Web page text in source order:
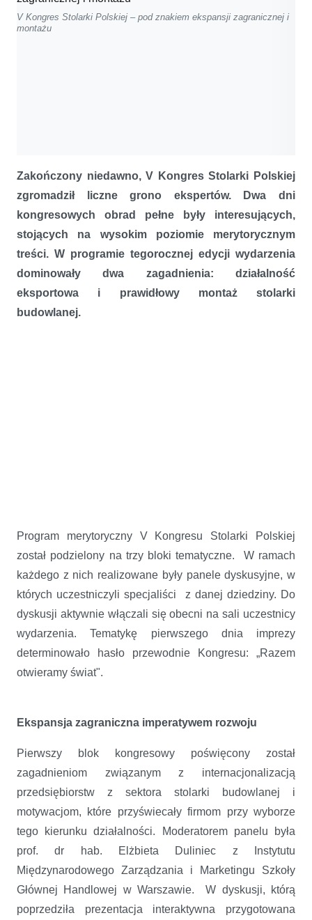
V Kongres Stolarki Polskiej – pod znakiem ekspansji zagranicznej i
montażu
Zakończony niedawno, V Kongres Stolarki Polskiej
zgromadził liczne grono ekspertów. Dwa dni
kongresowych obrad pełne były interesujących,
stojących na wysokim poziomie merytorycznym
treści. W programie tegorocznej edycji wydarzenia
dominowały dwa zagadnienia: działalność
eksportowa i prawidłowy montaż stolarki
budowlanej.
Program merytoryczny V Kongresu Stolarki Polskiej
został podzielony na trzy bloki tematyczne. W ramach
każdego z nich realizowane były panele dyskusyjne, w
których uczestniczyli specjaliści z danej dziedziny. Do
dyskusji aktywnie włączali się obecni na sali uczestnicy
wydarzenia. Tematykę pierwszego dnia imprezy
determinowało hasło przewodnie Kongresu: „Razem
otwieramy świat".
Ekspansja zagraniczna imperatywem rozwoju
Pierwszy blok kongresowy poświęcony został
zagadnieniom związanym z internacjonalizacją
przedsiębiorstw z sektora stolarki budowlanej i
motywacjom, które przyświecały firmom przy wyborze
tego kierunku działalności. Moderatorem panelu była
prof. dr hab. Elżbieta Duliniec z Instytutu
Międzynarodowego Zarządzania i Marketingu Szkoły
Głównej Handlowej w Warszawie. W dyskusji, którą
poprzedziła prezentacja interaktywna przygotowana